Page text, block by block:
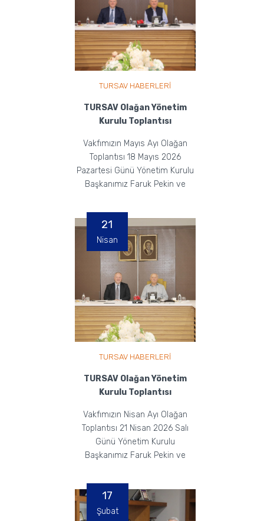
TURSAV HABERLERİ
TURSAV Olağan Yönetim
Kurulu Toplantısı
Vakfımızın Mayıs Ayı Olağan
Toplantısı 18 Mayıs 2026
Pazartesi Günü Yönetim Kurulu
Başkanımız Faruk Pekin ve
TURSAV HABERLERİ
TURSAV Olağan Yönetim
Kurulu Toplantısı
Vakfımızın Nisan Ayı Olağan
Toplantısı 21 Nisan 2026 Salı
Günü Yönetim Kurulu
Başkanımız Faruk Pekin ve
Ka...
21
Nisan
17
Şubat